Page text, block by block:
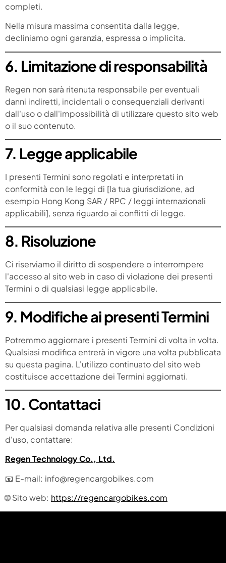
completi.
Nella misura massima consentita dalla legge,
decliniamo ogni garanzia, espressa o implicita.
6. Limitazione di responsabilità
Regen non sarà ritenuta responsabile per eventuali
danni indiretti, incidentali o consequenziali derivanti
dall'uso o dall'impossibilità di utilizzare questo sito web
o il suo contenuto.
7. Legge applicabile
I presenti Termini sono regolati e interpretati in
conformità con le leggi di [la tua giurisdizione, ad
esempio Hong Kong SAR / RPC / leggi internazionali
applicabili], senza riguardo ai conflitti di legge.
8. Risoluzione
Ci riserviamo il diritto di sospendere o interrompere
l'accesso al sito web in caso di violazione dei presenti
Termini o di qualsiasi legge applicabile.
9. Modifiche ai presenti Termini
Potremmo aggiornare i presenti Termini di volta in volta.
Qualsiasi modifica entrerà in vigore una volta pubblicata
su questa pagina. L'utilizzo continuato del sito web
costituisce accettazione dei Termini aggiornati.
10. Contattaci
Per qualsiasi domanda relativa alle presenti Condizioni
d'uso, contattare:
Regen Technology Co., Ltd.
📧 E-mail: info@regencargobikes.com
🌐 Sito web: https://regencargobikes.com